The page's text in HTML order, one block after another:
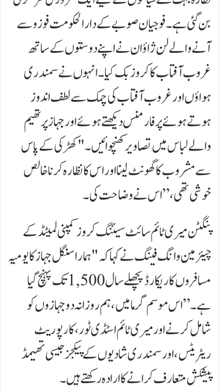
بن گئی ہے۔ فوجیان صوبے کے دارالحکومت فوزو سے
آنے والے لن ژاؤان نے اپنے دوستوں کے ساتھ
غروب آفتاب کا کروز بک کیا۔ انہوں نے سمندری
ہواؤں اور غروب آفتاب کی چمک سے لطف اندوز
ہوتے ہوئے پرفارمنس دیکھتے ہوئے اور جہاز پر تھیم
والے لباس میں تصاویر کھنچوائیں۔ "کھڑکی کے پاس
سے مشروب کا گھونٹ لینا اور اس کا نظارہ کرنا خالص
خوشی تھی،” اس نے وضاحت کی۔
پنگٹن میری ٹائم سائٹ سیئنگ کروز کمپنی لمیٹڈ کے
چیئرمین وانگ فینگ نے کہا کہ "ہمارا سنگل جہاز کا یومیہ
مسافروں کا ریکارڈ پچھلے سال 1,500 تک پہنچ گیا
ہے۔” اس موسم گرما میں، ہم روزانہ دو جہازوں کو
شامل کرنے اور میری ٹائم اسٹڈی ٹور، کارپوریٹ
ریٹریٹس، اور سمندری شادیوں کے پیکجز جیسی تھیمڈ
پیشکش متعارف کرانے کا ارادہ رکھتے ہیں۔